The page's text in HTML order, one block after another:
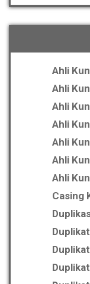
Ahli
Ahli
Ahli
Ahli
Ahli
Ahli
Ahli
Casing